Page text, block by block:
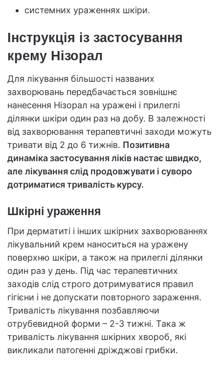
системних ураженнях шкіри.
Інструкція із застосування
крему Нізорал
Для лікування більшості названих
захворювань передбачається зовнішнє
нанесення Нізорал на уражені і прилеглі
ділянки шкіри один раз на добу. В залежності
від захворювання терапевтичні заходи можуть
тривати від 2 до 6 тижнів. Позитивна
динаміка застосування ліків настає швидко,
але лікування слід продовжувати і суворо
дотриматися тривалість курсу.
Шкірні ураження
При дерматиті і інших шкірних захворюваннях
лікувальний крем наноситься на уражену
поверхню шкіри, а також на прилеглі ділянки
один раз у день. Під час терапевтичних
заходів слід строго дотримуватися правил
гігієни і не допускати повторного зараження.
Тривалість лікування позбавляючи
отрубевидной форми – 2-3 тижні. Така ж
тривалість лікування шкірних хвороб, які
викликали патогенні дріжджові грибки.